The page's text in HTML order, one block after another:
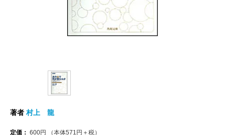
著者 村上 龍
定価： 600円 （本体571 円＋税）